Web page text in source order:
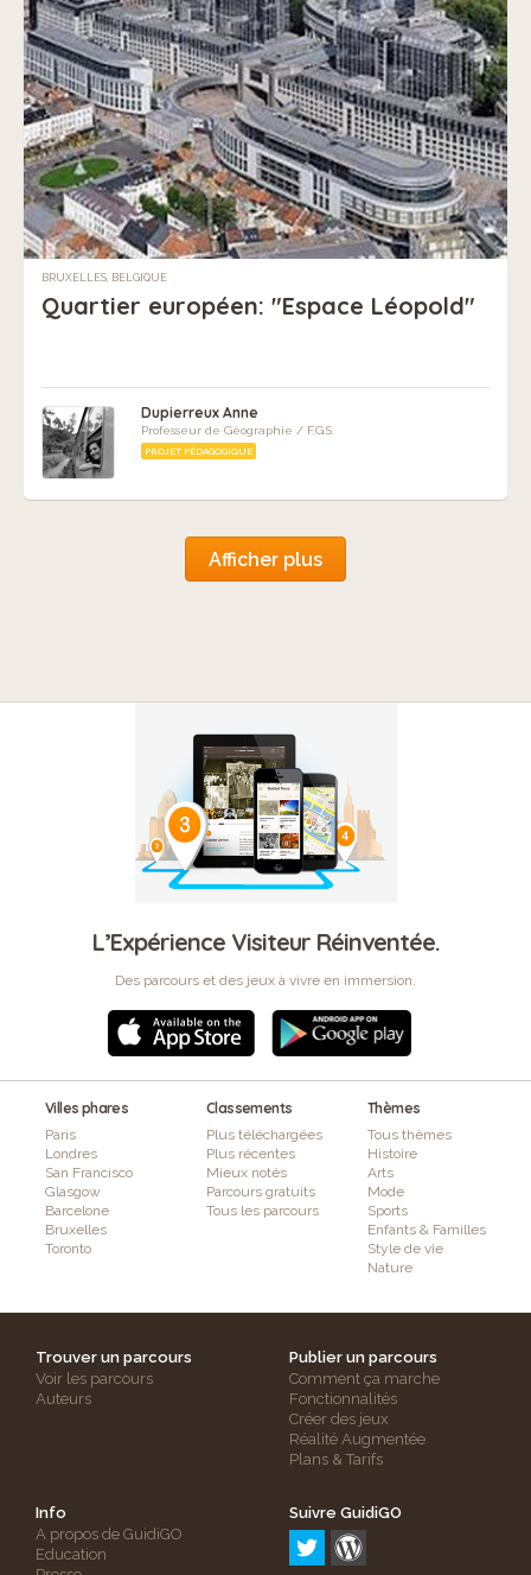
BRUXELLES, BELGIQUE
Quartier européen: "Espace Léopold"
Dupierreux Anne
Professeur de Géographie / F.G.S.
PROJET PÉDAGOGIQUE
Afficher plus
L’Expérience Visiteur Réinventée.
Des parcours et des jeux à vivre en immersion.
Villes phares
Paris
Londres
San Francisco
Glasgow
Barcelone
Bruxelles
Toronto
Classements
Plus téléchargées
Plus récentes
Mieux notés
Parcours gratuits
Tous les parcours
Thèmes
Tous thèmes
Histoire
Arts
Mode
Sports
Enfants & Familles
Style de vie
Nature
Trouver un parcours
Voir les parcours
Auteurs
Publier un parcours
Comment ça marche
Fonctionnalités
Créer des jeux
Réalité Augmentée
Plans & Tarifs
Info
A propos de GuidiGO
Education
Suivre GuidiGO